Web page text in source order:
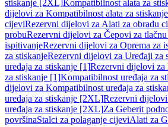
stiskanje [2XL]Kompatibilnost alata za
dijelovi za Kompatibilnost alata za
cijeviRezervni dijelovi za Alati za obradu
probuRezervni dijelovi za Čepovi za
ispitivanjeRezervni dijelovi za Oprema za
za stiskanjeRezervni dijelovi za Uređaji za
uređaja za stiskanje [1]Rezervni dijelovi za
za stiskanje [1]Kompatibilnost uređaja za
dijelovi za Kompatibilnost uređaja za
uređaja za stiskanje [2XL]Rezervni
uređaja za stiskanje [2XL]Za Geberit
površinaStalci za polaganje cijeviAlati za